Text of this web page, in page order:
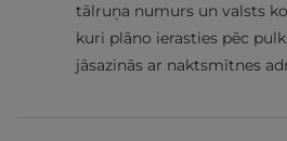
tālruņa numurs un valsts
kuri plāno ierasties pēc
jāsazinās ar naktsmītnes